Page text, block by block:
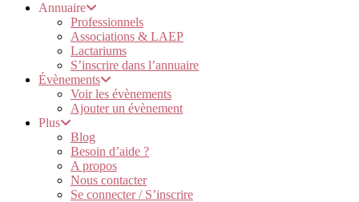
Annuaire
Professionnels
Associations & LAEP
Lactariums
S’inscrire dans l’annuaire
Évènements
Voir les évènements
Ajouter un évènement
Plus
Blog
Besoin d’aide ?
A propos
Nous contacter
Se connecter / S’inscrire